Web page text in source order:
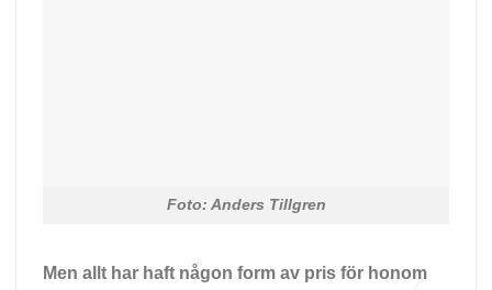
Foto: Anders Tillgren
Men allt har haft någon form av pris för honom